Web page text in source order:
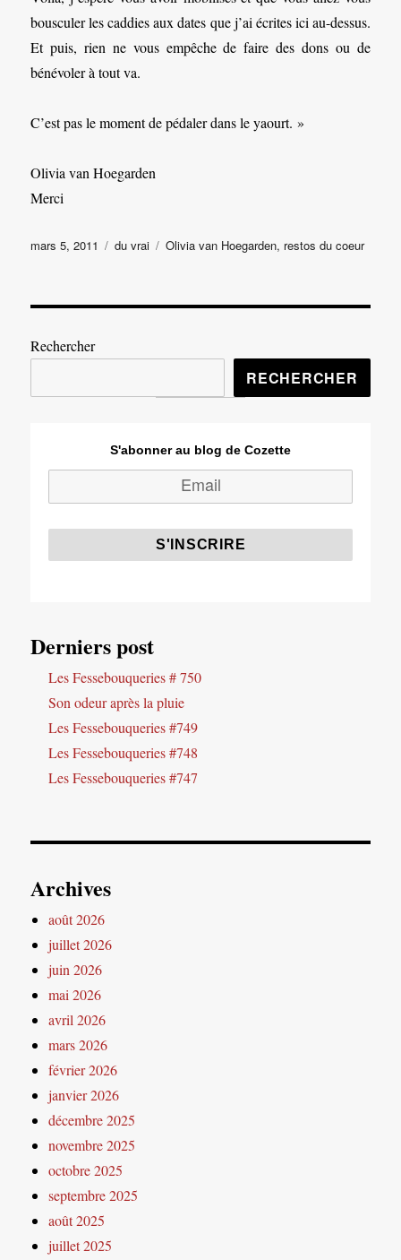
bousculer les caddies aux dates que j’ai écrites ici au-dessus.
Et puis, rien ne vous empêche de faire des dons ou de
bénévoler à tout va.
C’est pas le moment de pédaler dans le yaourt. »
Olivia van Hoegarden
Merci
Publié
mars 5, 2011 Catégories
du vrai Étiquettes
Olivia van Hoegarden, restos du coeur
Rechercher
RECHERCHER
S'abonner au blog de Cozette
Derniers post
Les Fessebouqueries # 750
Son odeur après la pluie
Les Fessebouqueries #749
Les Fessebouqueries #748
Les Fessebouqueries #747
Archives
août 2026
juillet 2026
juin 2026
mai 2026
avril 2026
mars 2026
février 2026
janvier 2026
décembre 2025
novembre 2025
octobre 2025
septembre 2025
août 2025
juillet 2025